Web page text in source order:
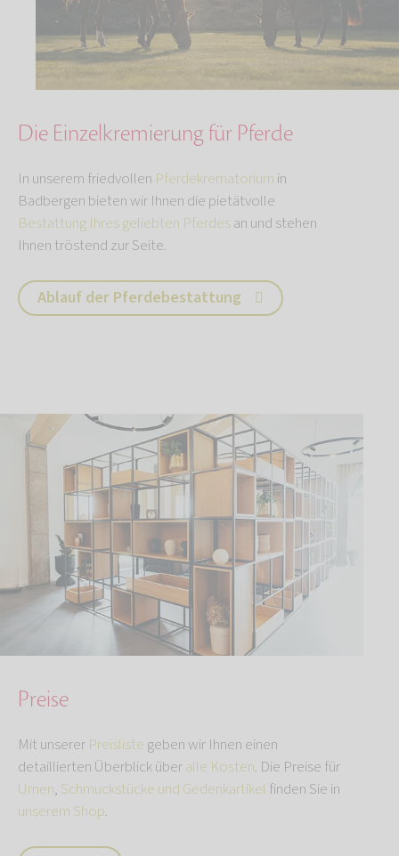
Die Einzelkremierung für Pferde
In unserem friedvollen Pferdekrematorium in
Badbergen bieten wir Ihnen die pietätvolle
Bestattung Ihres geliebten Pferdesan und stehen
Ihnen tröstend zur Seite.
Ablauf der Pferdebestattung
Preise
Mit unserer Preisliste geben wir Ihnen einen
detaillierten Überblick überalle Kosten. Die Preise für
Urnen, Schmuckstücke und Gedenkartikel finden Sie in
unserem Shop.